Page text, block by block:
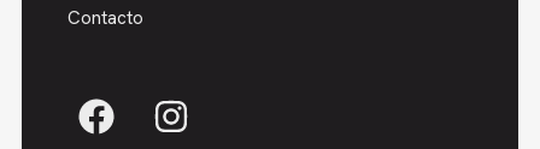
Contacto